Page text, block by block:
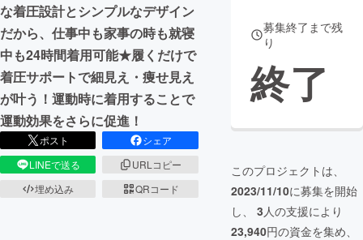
な着圧設計とシンプルなデザイン
だから、仕事中も家事の時も就寝
中も24時間着用可能★履くだけで
着圧サポートで細見え・痩せ見え
が叶う！運動時に着用することで
運動効果をさらに促進！
ポスト
シェア
LINEで送る
URLコピー
埋め込み
QRコード
募集終了まで残
り
終了
このプロジェクトは、
2023/11/10に募集を開始
し、 3人の支援により
23,940円の資金を集め、